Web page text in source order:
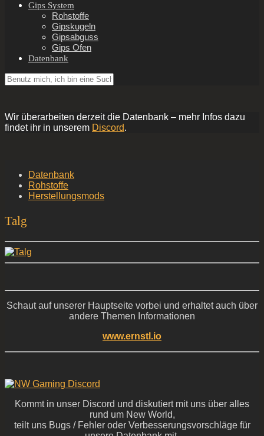
Gips System
Rohstoffe
Gipskugeln
Gipsabguss
Gips Ofen
Datenbank
Wir überarbeiten derzeit die Datenbank – mehr Infos dazu
findet ihr in unserem Discord.
Datenbank
Rohstoffe
Herstellungsmods
Talg
Schaut auf unserer Hauptseite vorbei und erhaltet auch über
andere Themen Informationen
www.ernstl.io
Kommt in unser Discord und diskutiert mit uns über alles
rund um New World,
teilt uns Bugs / Fehler oder Verbesserungsvorschläge für